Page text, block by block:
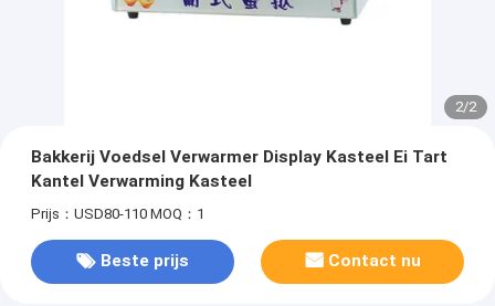
2/2
Bakkerij Voedsel Verwarmer Display Kasteel Ei Tart
Kantel Verwarming Kasteel
Prijs：USD80-110 MOQ：1
Beste prijs Contact nu